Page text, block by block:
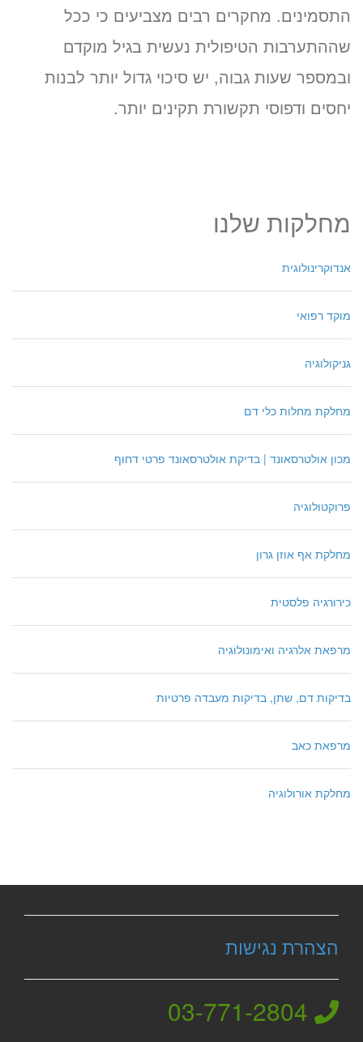
התסמינים. מחקרים רבים מצביעים כי ככל
שההתערבות הטיפולית נעשית בגיל מוקדם
ובמספר שעות גבוה, יש סיכוי גדול יותר לבנות
יחסים ודפוסי תקשורת תקינים יותר.
מחלקות שלנו
אנדוקרינולוגית
מוקד רפואי
גניקולוגיה
מחלקת מחלות כלי דם
מכון אולטרסאונד | בדיקת אולטרסאונד פרטי דחוף
פרוקטולוגיה
מחלקת אף אוזן גרון
כירורגיה פלסטית
מרפאת אלרגיה ואימונולוגיה
בדיקות דם, שתן, בדיקות מעבדה פרטיות
מרפאת כאב
מחלקת אורולוגיה
הצהרת נגישות
03-771-2804